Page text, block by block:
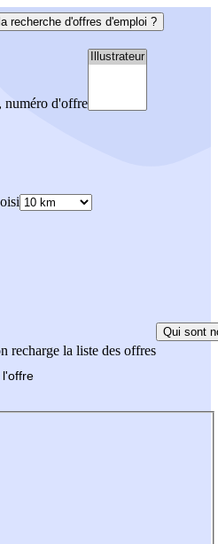
recherche d'offres d'emploi ?
numéro d'offre
recharge la liste des offres
Qui sont
l'offre